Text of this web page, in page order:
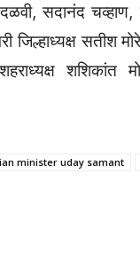
सदानंद
सतीश मोरे,
शशिकांत
minister uday samant